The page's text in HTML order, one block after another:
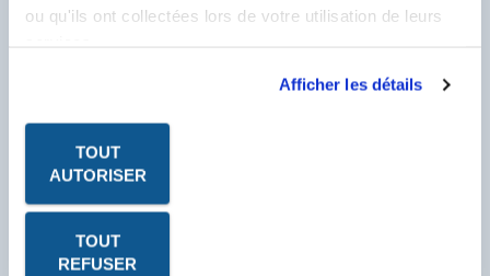
ou qu'ils ont collectées lors de votre utilisation de leurs
Afficher les détails
TOUT
AUTORISER
TOUT
REFUSER
EASY PROTEK
temporaire des sols, des murs ou des meubles
l’imperméabilisation. Se présente en rouleau de
25 m² (1 m x 25 m). Spécialement élaboré pour la